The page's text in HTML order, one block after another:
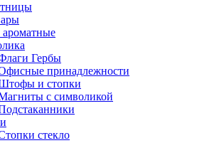
Гербы
принадлежности
и стопки
с символикой
стекло